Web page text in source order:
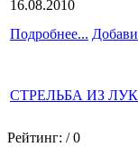
16.08.2010
Подробнее...
СТРЕЛЬБА ИЗ
Рейтинг: / 0